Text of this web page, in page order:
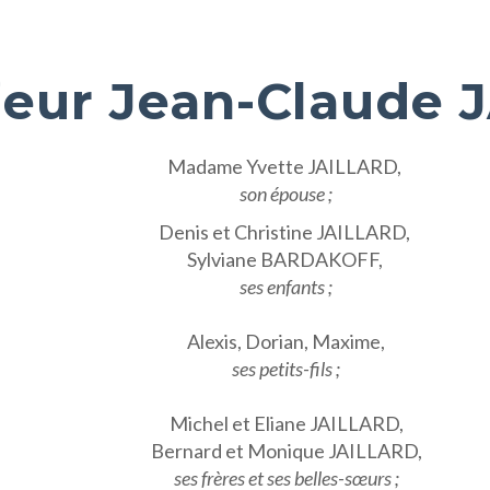
Jean-Claude
Madame Yvette JAILLARD,
son épouse ;
Denis et Christine JAILLARD,
Sylviane BARDAKOFF,
ses enfants ;
Alexis, Dorian, Maxime,
ses petits-fils ;
Michel et Eliane JAILLARD,
Bernard et Monique JAILLARD,
ses frères et ses belles-sœurs ;